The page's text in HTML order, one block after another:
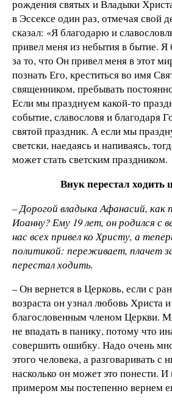
рождения святых и Владыки
в Эссексе один раз, отмечая свой
сказал: «Я благодарю и
привел меня из небытия в бытие.
за то, что Он привел меня в этот
познать Его, креститься во имя
священником, пребывать
Если мы празднуем какой-то
событие, славословя и благодаря
святой праздник. А если мы
светски, наедаясь и напиваясь,
может стать светским праздником.
Внук перестал ходить
– Дорогой владыка Афанасий, как
Иоанну? Ему 19 лет, он родился с
нас всех привел ко Христу, а
политикой: переживает, плачет
перестал ходить.
– Он вернется в Церковь, если с
возраста он узнал любовь Христа и
благословенным членом Церкви.
не впадать в панику, потому что
совершить ошибку. Надо очень
этого человека, а разговаривать с
насколько он может это понести.
примером мы постепенно вернем